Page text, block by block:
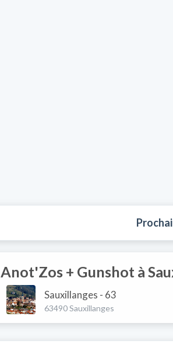
Anot'Zos + Gunshot à
Sauxillanges - 63
63490 Sauxillanges